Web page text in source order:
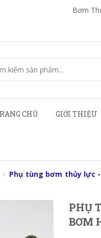
Bơm
CHỦ GIỚI THIỆU
Phụ tùng bơm thủy lực -
PHỤ
BƠM